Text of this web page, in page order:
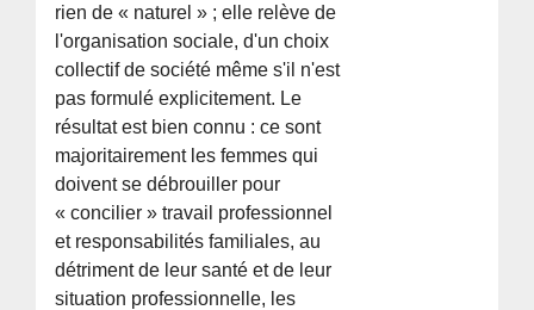
rien de « naturel » ; elle relève de
l'organisation sociale, d'un choix
collectif de société même s'il n'est
pas formulé explicitement. Le
résultat est bien connu : ce sont
majoritairement les femmes qui
doivent se débrouiller pour
« concilier » travail professionnel
et responsabilités familiales, au
détriment de leur santé et de leur
situation professionnelle, les